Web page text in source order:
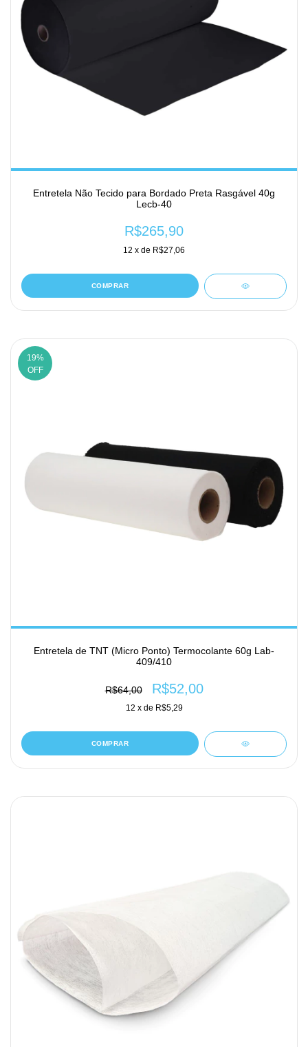
Entretela Não Tecido para Bordado Preta Rasgável 40g
Lecb-40
R$265,90
12 x de R$27,06
COMPRAR
19%
OFF
Entretela de TNT (Micro Ponto) Termocolante 60g Lab-
409/410
R$64,00 R$52,00
12 x de R$5,29
COMPRAR